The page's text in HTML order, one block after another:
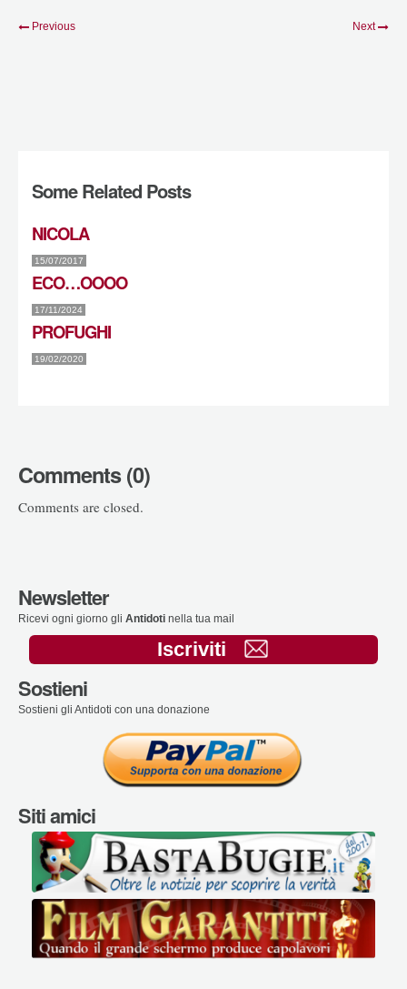
Previous Next
Some Related Posts
NICOLA
15/07/2017
ECO…OOOO
17/11/2024
PROFUGHI
19/02/2020
Comments (0)
Comments are closed.
Newsletter
Ricevi ogni giorno gli Antidoti nella tua mail
Iscriviti
Sostieni
Sostieni gli Antidoti con una donazione
Siti amici